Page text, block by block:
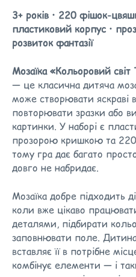
3+ років • 220 фішок-
пластиковий корпус •
розвиток фантазії
Мозаїка «Кольоровий
— це класична дитяча
може створювати яскраві
повторювати зразки або
картинки. У наборі є
прозорою кришкою та
тому гра дає багато
довго не набридає.
Мозаїка добре підходить
коли вже цікаво
деталями, підбирати
заповнювати поле.
вставляє її в потрібне
комбінує елементи — і